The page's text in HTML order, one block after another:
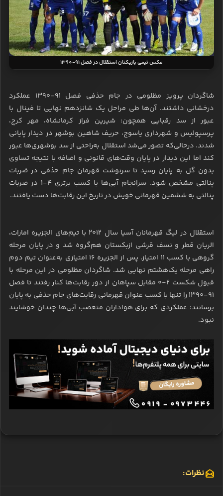
عکس تیمی بازیکنان استقلال در فصل 91-1390
شاگردان پرویز مظلومی در جام حذفی فصل ۹۱-۱۳۹۰ عملکرد
درخشانی داشتند. آن‌ها طی مراحل یک شانزدهم نهایی تا فینال با
عبور از سد رقبایی همچون: شیرین فراز کرمانشاه، مهر کرج،
پرسپولیس و شهرداری یاسوج، حریف شاهین بوشهر در دیدار پایانی
شدند. درحالی‌که تصور می‌شد استقلال به‌راحتی از سد بوشهری‌ها عبور
کند اما این دیدار در پایان وقت‌های قانونی و اضافه با نتیجه تساوی
بدون گل به پایان رسید تا سرنوشت قهرمان جام حذفی در ضربات
پنالتی مشخص شود. سرانجام آبی‌ها با کسب برتری ۴-۱ در ضربات
پنالتی به ششمین قهرمانی خویش در تاریخ این رقابت‌ها دست یافتند.
استقلال در لیگ قهرمانان آسیا سال ۲۰۱۲ با تیم‌های الجزیره امارات،
الریان قطر و نسف قرشی ازبکستان هم‌گروه شد و در پایان مرحله
گروهی با کسب ۱۱ امتیاز، پس از الجزیره ۱۶ امتیازی به‌عنوان تیم دوم
راهی مرحله یک‌هشتم نهایی شد. شاگردان مظلومی در این مرحله با
قبول شکست ۲-۰ مقابل سپاهان از دور رقابت‌ها کنار رفتند تا فصل
۹۱-۱۳۹۰ را تنها با کسب عنوان قهرمانی رقابت‌های جام حذفی به پایان
برسانند؛ عملکردی که برای هواداران متعصب آبی‌ها چندان خوشایند
نبود.
نظرات: